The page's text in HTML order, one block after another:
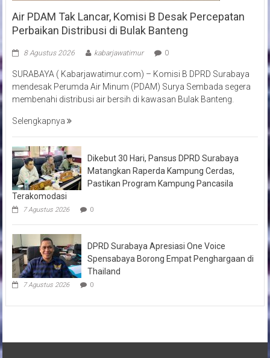
Air PDAM Tak Lancar, Komisi B Desak Percepatan
Perbaikan Distribusi di Bulak Banteng
8 Agustus 2026 kabarjawatimur 0
SURABAYA ( Kabarjawatimur.com) – Komisi B DPRD Surabaya
mendesak Perumda Air Minum (PDAM) Surya Sembada segera
membenahi distribusi air bersih di kawasan Bulak Banteng.
Selengkapnya
Dikebut 30 Hari, Pansus DPRD Surabaya
Matangkan Raperda Kampung Cerdas,
Pastikan Program Kampung Pancasila
Terakomodasi
7 Agustus 2026 0
DPRD Surabaya Apresiasi One Voice
Spensabaya Borong Empat Penghargaan di
Thailand
7 Agustus 2026 0